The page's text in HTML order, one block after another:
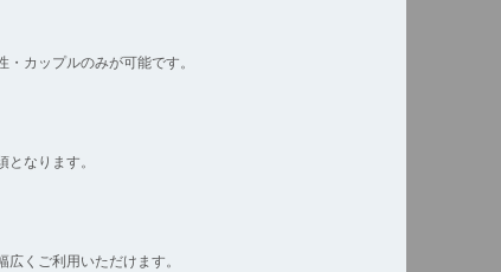
カップルのみが可能です。
なります。
くご利用いただけます。